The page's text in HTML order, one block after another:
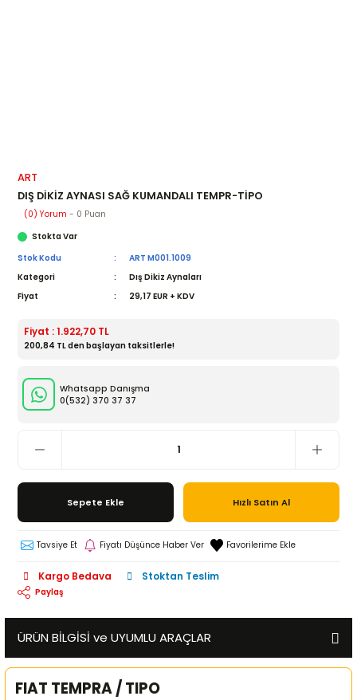
ART
DIŞ DİKİZ AYNASI SAĞ KUMANDALI TEMPR-TİPO
(0) Yorum - 0 Puan
Stokta Var
Stok Kodu
ART M001.1009
Kategori
Dış Dikiz Aynaları
Fiyat
29,17 EUR + KDV
Fiyat : 1.922,70 TL
200,84 TL den başlayan taksitlerle!
Whatsapp Danışma
0(532) 370 37 37
Sepete Ekle Hızlı Satın Al
Tavsiye Et Fiyatı Düşünce Haber Ver
Kargo Bedava Stoktan Teslim
Paylaş
ÜRÜN BİLGİSİ ve UYUMLU ARAÇLAR
FIAT TEMPRA / TIPO